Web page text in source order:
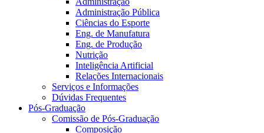
Administração Pública
Ciências do Esporte
Eng. de Manufatura
Eng. de Produção
Nutrição
Inteligência Artificial
Relações Internacionais
Serviços e Informações
Dúvidas Frequentes
Pós-Graduação
Comissão de Pós-Graduação
Composição